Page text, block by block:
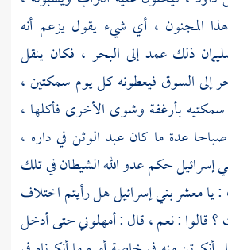
المجنون ، أي شيء يقول يزعم أنه
ذلك عمد إلى البحر ، فكان ينقل
إلى السوق فيعطونه كل يوم سمكتين ،
بأرغفة وشوى الأخرى فأكلها ،
عدة ما كان عبد الوثن في داره ،
إسرائيلحكم عدو الله الشيطان في تلك
: يا معشربني إسرائيلهل رأيتم اختلاف
؟ قالوا : نعم ، قال : أمهلوني حتى أدخل